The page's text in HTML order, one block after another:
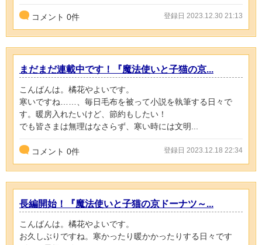
コメント 0件 登録日 2023.12.30 21:13
まだまだ連載中です！『魔法使いと子猫の京...
こんばんは。橘花やよいです。
寒いですね……、毎日毛布を被って小説を執筆する日々で
す。暖房入れたいけど、節約もしたい！
でも皆さまは無理はなさらず、寒い時には文明...
コメント 0件 登録日 2023.12.18 22:34
長編開始！『魔法使いと子猫の京ドーナツ～...
こんばんは。橘花やよいです。
お久しぶりですね。寒かったり暖かかったりする日々です